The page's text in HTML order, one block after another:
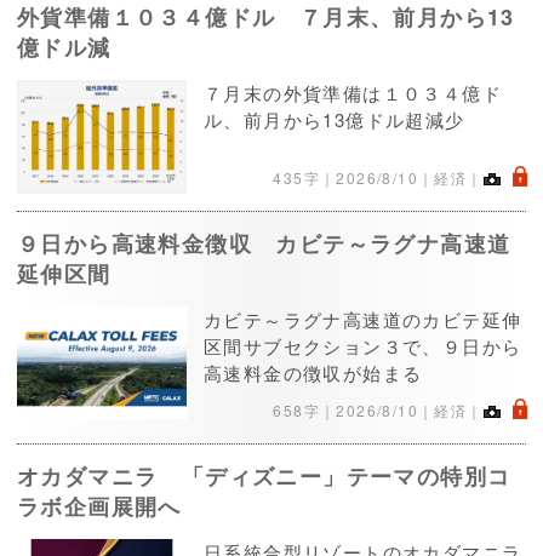
外貨準備１０３４億ドル ７月末、前月から13
億ドル減
７月末の外貨準備は１０３４億ド
ル、前月から13億ドル超減少
435字｜2026/8/10 ｜経済｜ .
９日から高速料金徴収 カビテ～ラグナ高速道
延伸区間
カビテ～ラグナ高速道のカビテ延伸
区間サブセクション３で、９日から
高速料金の徴収が始まる
658字｜2026/8/10 ｜経済｜ .
オカダマニラ 「ディズニー」テーマの特別コ
ラボ企画展開へ